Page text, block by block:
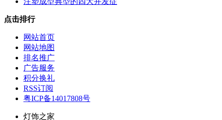
点击排行
网站首页
网站地图
排名推广
广告服务
积分换礼
RSS订阅
粤ICP备14017808号
灯饰之家